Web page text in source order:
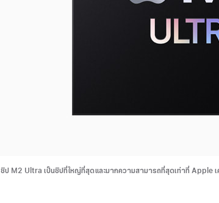
ชิป M2 Ultra เป็นชิปที่ใหญ่ที่สุดและมากความสามารถที่สุดเท่าที่ Apple